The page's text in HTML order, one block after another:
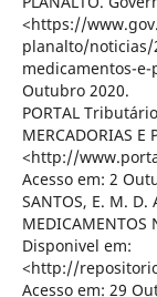
<https://
planalto/noticias/
medicamentos-e-
Outubro 2020.
PORTAL
MERCADORIAS E
<http://
Acesso em: 2
SANTOS, E. M. D.
Disponivel em:
<http://
Acesso em: 29